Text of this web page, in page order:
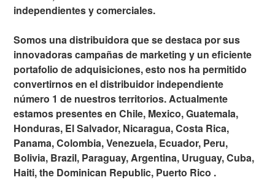
independientes y comerciales.
Somos una distribuidora que se destaca por sus
innovadoras campañas de marketing y un eficiente
portafolio de adquisiciones, esto nos ha permitido
convertirnos en el distribuidor independiente
número 1 de nuestros territorios. Actualmente
estamos presentes en Chile, Mexico, Guatemala,
Honduras, El Salvador, Nicaragua, Costa Rica,
Panama, Colombia, Venezuela, Ecuador, Peru,
Bolivia, Brazil, Paraguay, Argentina, Uruguay, Cuba,
Haiti, the Dominican Republic, Puerto Rico .